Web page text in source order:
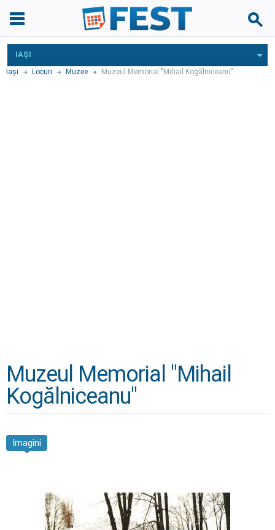
IAŞI
Iaşi Locuri Muzee Muzeul Memorial "Mihail Kogălniceanu"
Muzeul Memorial "Mihail
Kogălniceanu"
Imagini